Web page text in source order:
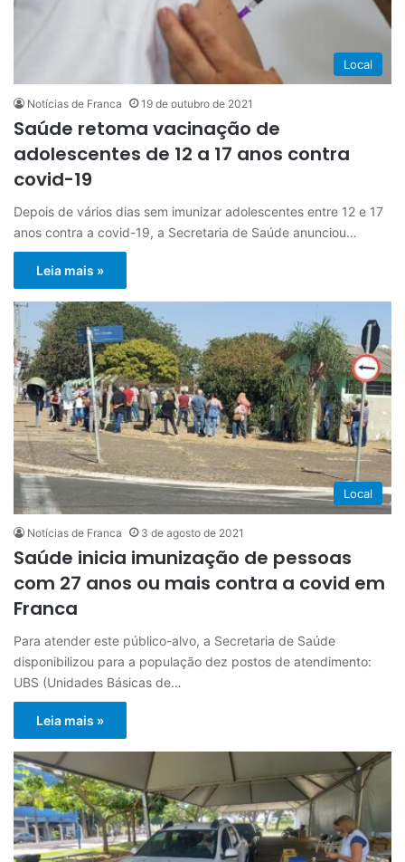
Local
Notícias de Franca 19 de outubro de 2021
Saúde retoma vacinação de
adolescentes de 12 a 17 anos contra
covid-19
Depois de vários dias sem imunizar adolescentes entre 12 e 17
anos contra a covid-19, a Secretaria de Saúde anunciou…
Leia mais »
Local
Notícias de Franca 3 de agosto de 2021
Saúde inicia imunização de pessoas
com 27 anos ou mais contra a covid em
Franca
Para atender este público-alvo, a Secretaria de Saúde
disponibilizou para a população dez postos de atendimento:
UBS (Unidades Básicas de…
Leia mais »